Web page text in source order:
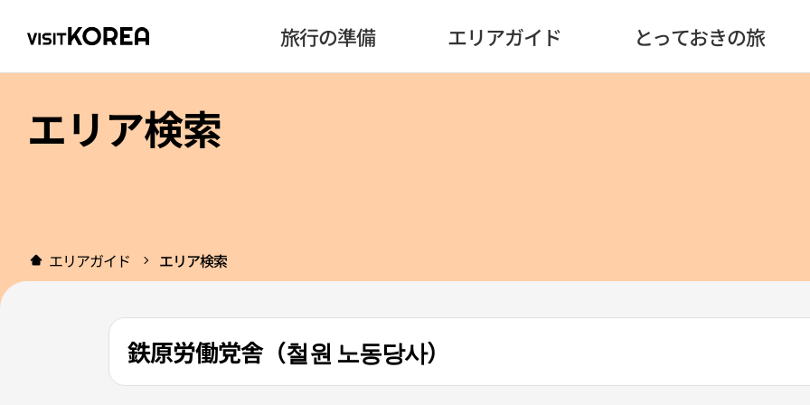
旅行の準備 エリアガイド とっておきの旅
エリア検索
エリアガイド エリア検索
鉄原労働党舎（철원 노동당사）